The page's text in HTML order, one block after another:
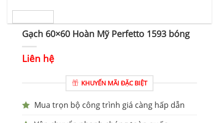
Gạch 60×60 Hoàn Mỹ Perfetto 1593 bóng
Liên hệ
KHUYẾN MÃI ĐẶC BIỆT
Mua trọn bộ công trình giá càng hấp dẫn